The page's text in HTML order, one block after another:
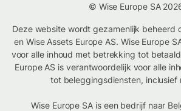
© Wise Europe SA
Deze website wordt gezamenlijk beheerd
en Wise Assets Europe AS. Wise Europe
voor alle inhoud met betrekking tot
Europe AS is verantwoordelijk voor alle
tot beleggingsdiensten, inclusief
Wise Europe SA is een bedrijf naar